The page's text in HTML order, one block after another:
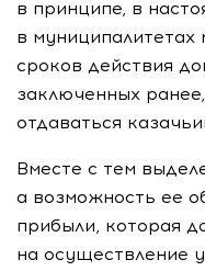
в принципе, в
в муниципалитетах
сроков действия
заключенных
отдаваться
Вместе с тем
а возможность ее
прибыли, которая
на осуществление